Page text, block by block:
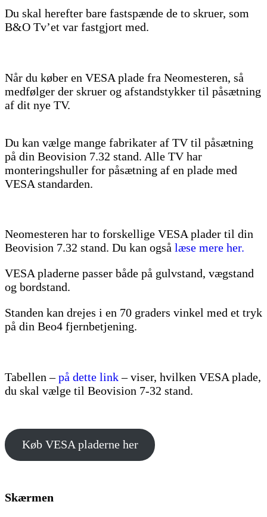
Du skal herefter bare fastspænde de to skruer, som
B&O Tv’et var fastgjort med.
Når du køber en VESA plade fra Neomesteren, så
medfølger der skruer og afstandstykker til påsætning
af dit nye TV.
Du kan vælge mange fabrikater af TV til påsætning
på din Beovision 7.32 stand. Alle TV har
monteringshuller for påsætning af en plade med
VESA standarden.
Neomesteren har to forskellige VESA plader til din
Beovision 7.32 stand. Du kan også læse mere her.
VESA pladerne passer både på gulvstand, vægstand
og bordstand.
Standen kan drejes i en 70 graders vinkel med et tryk
på din Beo4 fjernbetjening.
Tabellen –på dette link– viser, hvilken VESA plade,
du skal vælge til Beovision 7-32 stand.
Køb VESA pladerne her
Skærmen